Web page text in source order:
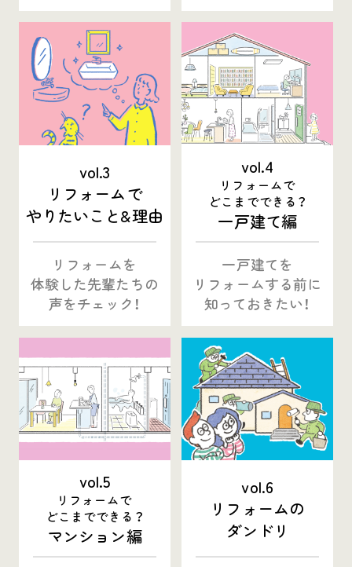
vol.3
リフォームで
やりたいこと&理由
リフォームを
体験した先輩たちの
声をチェック！
vol.4
リフォームで
どこまでできる？
一戸建て編
一戸建てを
リフォームする前に
知っておきたい！
vol.5
リフォームで
どこまでできる？
マンション編
vol.6
リフォームの
ダンドリ